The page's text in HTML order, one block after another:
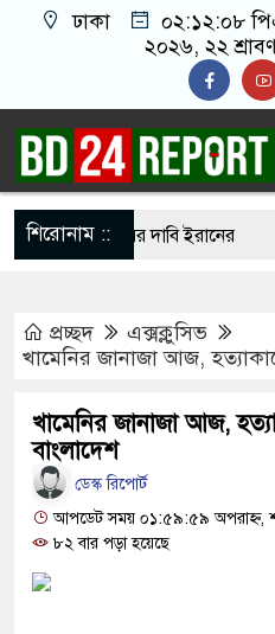
ঢাকা ০২:১২:০৯
২০২৬, ২২
শিরোনাম ::
গ্রেপ্তারের দাবি ইরানের
ডেকেছে এনসিপি
কারাগারে
বেরোবির ৭ শিক্ষকের বি’রু’দ্ধে
সাকিবের বিরুদ্ধে তদন্ত শেষ পর্যায়ে,
প্রচ্ছদ
এক্সক্লুসিভ
খামেনির জানাজা আজ,
খামেনির জানাজা আজ,
বাংলাদেশ
ডেস্ক রিপোর্ট
আপডেট সময় ০১:৫৯:৫৯ অপরাহ্ন,
৮২ বার পড়া হয়েছে